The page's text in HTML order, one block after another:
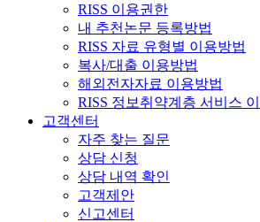
RISS 이용권한
내 추천논문 등록방법
RISS 자료 유형별 이용방법
복사/대출 이용방법
해외전자자료 이용방법
RISS 정보취약계층 서비스
고객센터
자주 찾는 질문
상담 신청
상담 내역 확인
고객제안
신고센터